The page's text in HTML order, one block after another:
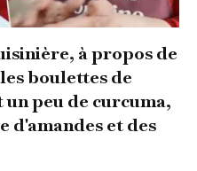
à propos de
boulettes de
peu de curcuma,
d'amandes et des